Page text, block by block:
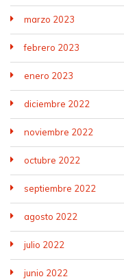
marzo 2023
febrero 2023
enero 2023
diciembre 2022
noviembre 2022
octubre 2022
septiembre 2022
agosto 2022
julio 2022
junio 2022